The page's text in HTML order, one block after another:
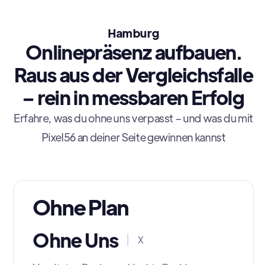
Hamburg
Onlinepräsenz aufbauen.
Raus aus der Vergleichsfalle
– rein in messbaren Erfolg
Erfahre, was du ohne uns verpasst – und was du mit
Pixel56 an deiner Seite gewinnen kannst
Ohne Plan
Ohne Uns X